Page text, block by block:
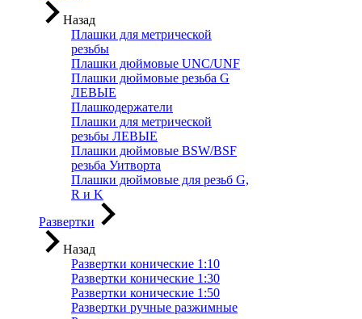
Назад
Плашки для метрической
резьбы
Плашки дюймовые UNC/UNF
Плашки дюймовые резьба G
ЛЕВЫЕ
Плашкодержатели
Плашки для метрической
резьбы ЛЕВЫЕ
Плашки дюймовые BSW/BSF
резьба Уитворта
Плашки дюймовые для резьб G,
R и K
Развертки
Назад
Развертки конические 1:10
Развертки конические 1:30
Развертки конические 1:50
Развертки ручные разжимные